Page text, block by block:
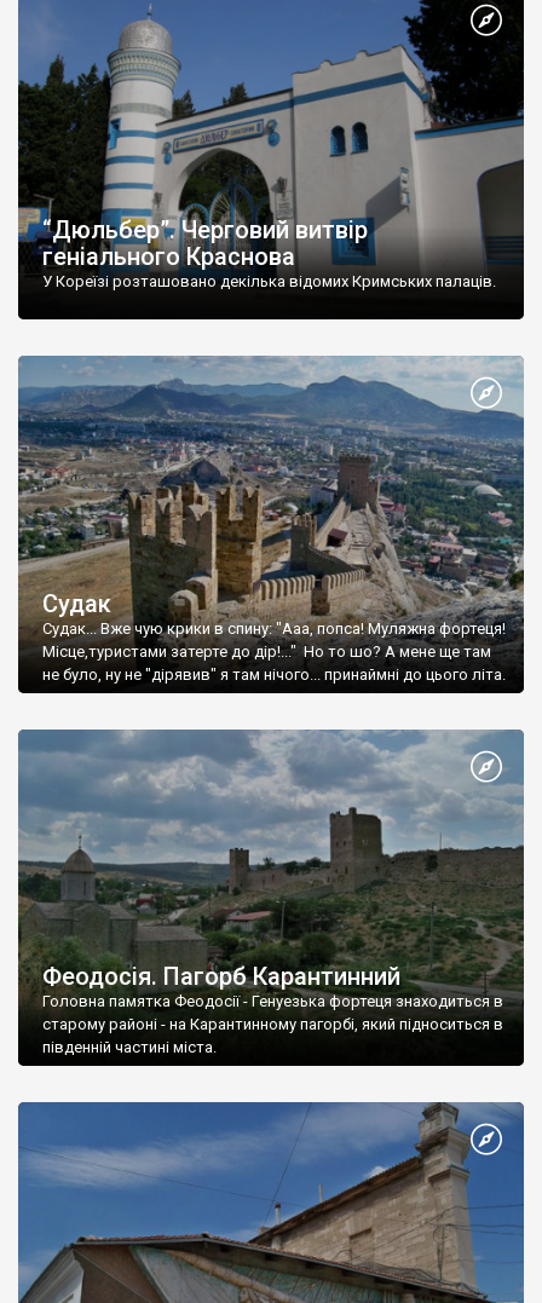
“Дюльбер”. Черговий витвір
геніального Краснова
У Кореїзі розташовано декілька відомих Кримських палаців.
Судак
Судак... Вже чую крики в спину: "Ааа, попса! Муляжна фортеця!
Місце,туристами затерте до дір!..." Но то шо? А мене ще там
не було, ну не "дірявив" я там нічого... принаймні до цього літа.
Феодосія. Пагорб Карантинний
Головна памятка Феодосії - Генуезька фортеця знаходиться в
старому районі - на Карантинному пагорбі, який підноситься в
південній частині міста.